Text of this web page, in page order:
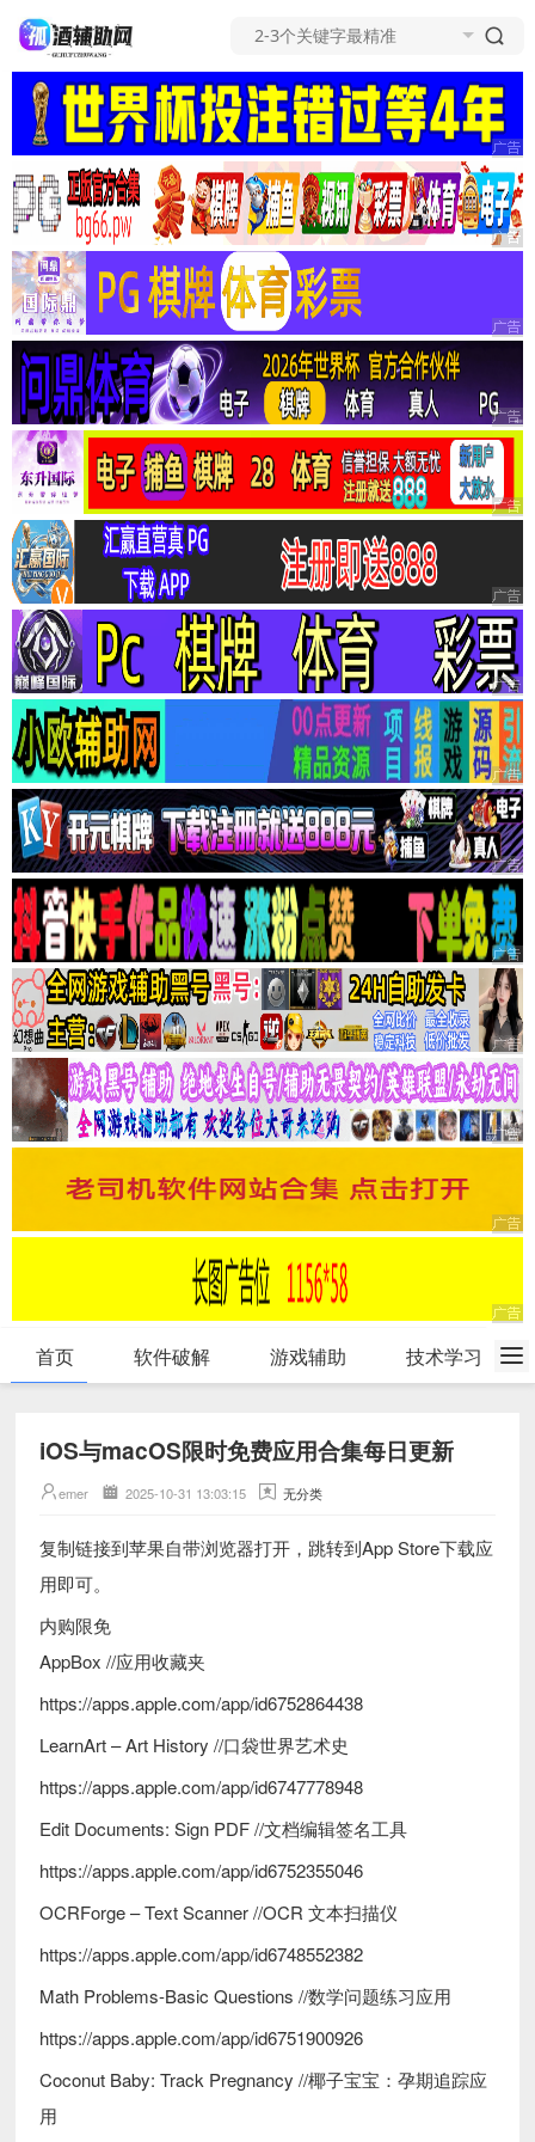
首页 软件破解 游戏辅助 技术学习
iOS与macOS限时免费应用合集每日更新
emer 2025-10-31 13:03:15 无分类
复制链接到苹果自带浏览器打开，跳转到App Store下载应
用即可。
内购限免
AppBox //应用收藏夹
https://apps.apple.com/app/id6752864438
LearnArt – Art History //口袋世界艺术史
https://apps.apple.com/app/id6747778948
Edit Documents: Sign PDF //文档编辑签名工具
https://apps.apple.com/app/id6752355046
OCRForge – Text Scanner //OCR 文本扫描仪
https://apps.apple.com/app/id6748552382
Math Problems-Basic Questions //数学问题练习应用
https://apps.apple.com/app/id6751900926
Coconut Baby: Track Pregnancy //椰子宝宝：孕期追踪应
用